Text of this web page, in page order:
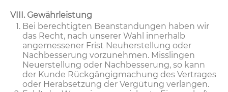
VIII. Gewährleistung
Bei berechtigten Beanstandungen haben wir
das Recht, nach unserer Wahl innerhalb
angemessener Frist Neuherstellung oder
Nachbesserung vorzunehmen. Misslingen
Neuerstellung oder Nachbesserung, so kann
der Kunde Rückgängigmachung des Vertrages
oder Herabsetzung der Vergütung verlangen.